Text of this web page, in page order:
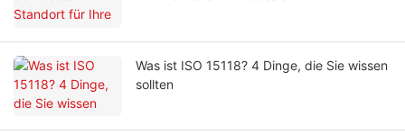
Was ist ISO 15118? 4 Dinge, die Sie wissen
sollten